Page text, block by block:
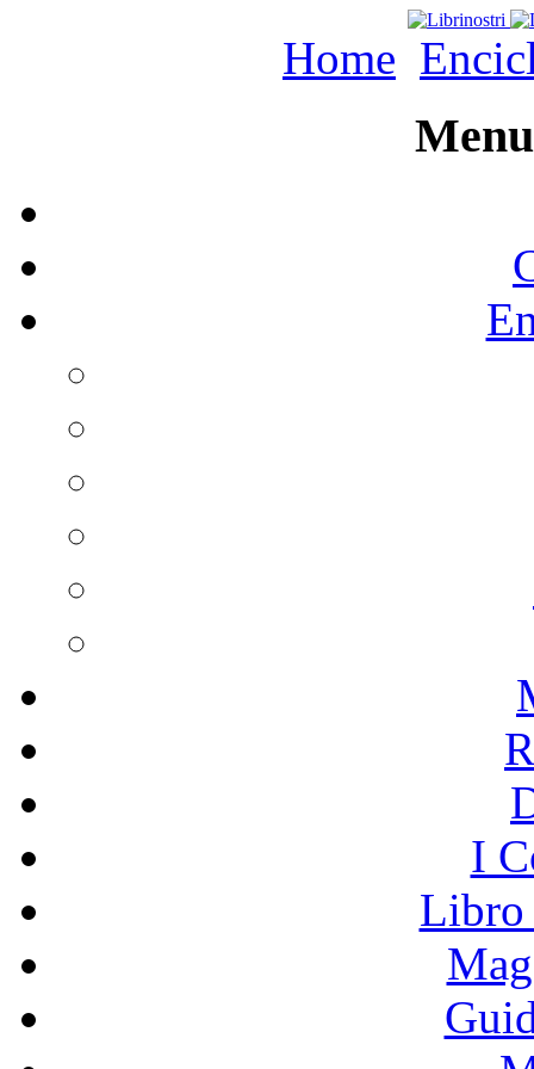
Home
I
Libro